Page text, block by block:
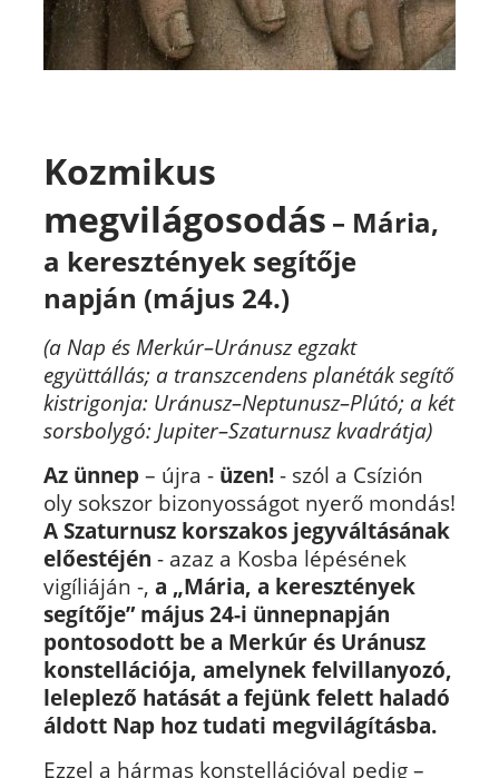
Kozmikus
megvilágosodás – Mária,
a keresztények segítője
napján (május 24.)
(a Nap és Merkúr–Uránusz egzakt
együttállás; a transzcendens planéták segítő
kistrigonja: Uránusz–Neptunusz–Plútó; a két
sorsbolygó: Jupiter–Szaturnusz kvadrátja)
Az ünnep– újra - üzen! - szól a Csízión
oly sokszor bizonyosságot nyerő mondás!
A Szaturnusz korszakos jegyváltásának
előestéjén - azaz a Kosba lépésének
vigíliáján -, a „Mária, a keresztények
segítője” május 24-i ünnepnapján
pontosodott be a Merkúr és Uránusz
konstellációja, amelynek felvillanyozó,
leleplező hatását a fejünk felett haladó
áldott Nap hoz tudati megvilágításba.
Ezzel a hármas konstellációval pedig –